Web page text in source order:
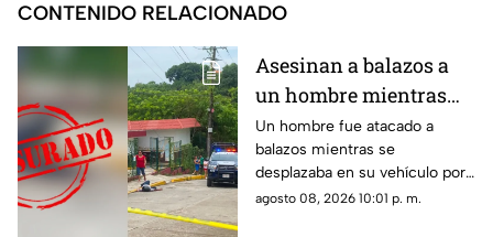
CONTENIDO RELACIONADO
Asesinan a balazos a
un hombre mientras
circulaba en su unidad
en Poza Rica
Un hombre fue atacado a
balazos mientras se
desplazaba en su vehículo por
una colonia de Poza Rica,
agosto 08, 2026 10:01 p. m.